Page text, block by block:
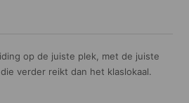
op de juiste plek, met de juiste
verder reikt dan het klaslokaal.